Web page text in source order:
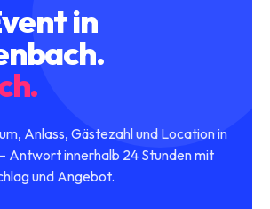
in
.
Anlass, Gästezahl und Location in
Antwort innerhalb 24 Stunden mit
und Angebot.